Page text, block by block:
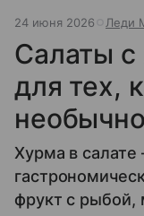
24 июня 2026 Леди
Салаты с
для тех,
Хурма в
фрукт с